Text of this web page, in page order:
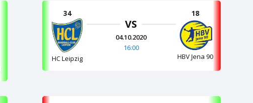
34
HC Leipzig
VS
04.10.2020
16:00
18
HBV Jena 90